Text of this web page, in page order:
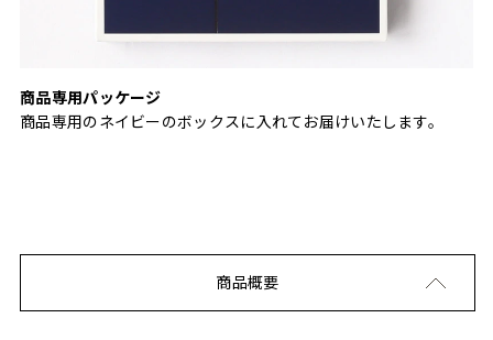
商品専用パッケージ
商品専用のネイビーのボックスに入れてお届けいたします。
商品概要